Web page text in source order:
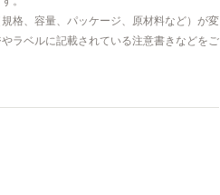
格、容量、パッケージ、原材料など）が変
ラベルに記載されている注意書きなどをご